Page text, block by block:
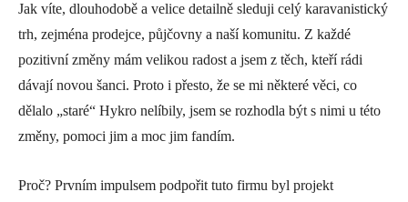
Jak víte, dlouhodobě a velice detailně sleduji celý karavanistický
trh, zejména prodejce, půjčovny a naší komunitu. Z každé
pozitivní změny mám velikou radost a jsem z těch, kteří rádi
dávají novou šanci. Proto i přesto, že se mi některé věci, co
dělalo „staré“ Hykro nelíbily, jsem se rozhodla být s nimi u této
změny, pomoci jim a moc jim fandím.
Proč? Prvním impulsem podpořit tuto firmu byl projekt